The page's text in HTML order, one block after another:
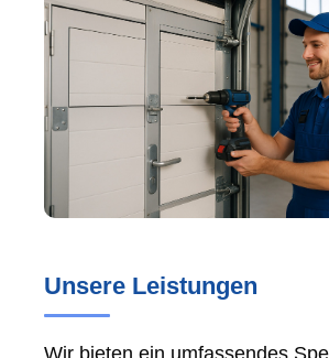
Unsere Leistungen